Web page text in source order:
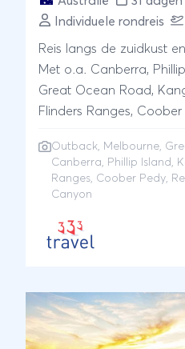
Individuele rondreis
Reis langs de zuidkust
Met o.a. Canberra,
Great Ocean Road,
Flinders Ranges,
hotels waar mogelijk.
Outback, Melbourne,
Canberra, Phillip Island,
Ranges, Coober Pedy,
Canyon